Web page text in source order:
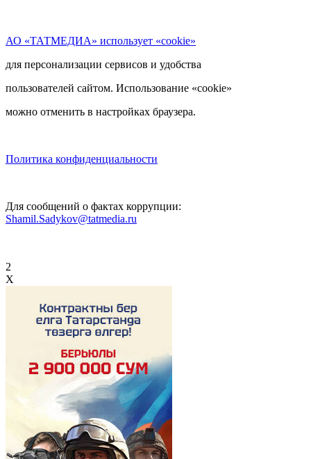
АО «ТАТМЕДИА» использует «cookie»
для персонализации сервисов и удобства
пользователей сайтом. Использование «cookie»
можно отменить в настройках браузера.
Политика конфиденциальности
Для сообщений о фактах коррупции:
Shamil.Sadykov@tatmedia.ru
2
X